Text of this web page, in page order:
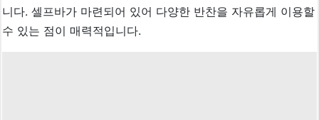
니다. 셀프바가 마련되어 있어 다양한 반찬을 자유롭게 이용할
수 있는 점이 매력적입니다.